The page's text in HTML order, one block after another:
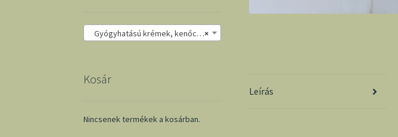
Leírás
×
Gyógyhatású krémek, kenőcsök
Kosár
Nincsenek termékek a kosárban.